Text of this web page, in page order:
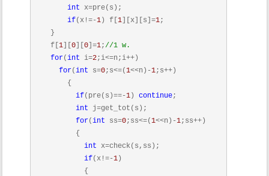
int x=pre(s);
if(x!=-1 ) f[1 ][x][s]=1;
    }
    f[
1 ][0 ][0 ]=1;//1 w.
for(int i=2;i<=n;i++)
for(int s=0;s<=(1<<n)-1;s++)
        {
if(pre(s)==-1 ) continue;
int j=get_tot(s);
for(int ss=0;ss<=(1<<n)-1;ss++)
          {
int x=check(s,ss);
if(x!=-1 )
            {